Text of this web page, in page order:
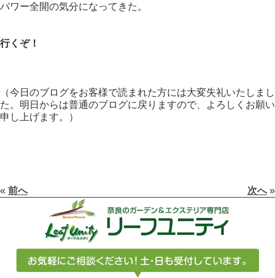
パワー全開の気分になってきた。
行くぞ！
（今日のブログをお客様で読まれた方には大変失礼いたしまし
た。明日からは普通のブログに戻りますので、よろしくお願い
申し上げます。）
« 前へ 次へ»